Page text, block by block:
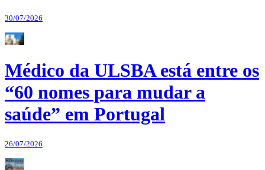
30/07/2026
Médico da ULSBA está entre os
“60 nomes para mudar a
saúde” em Portugal
26/07/2026